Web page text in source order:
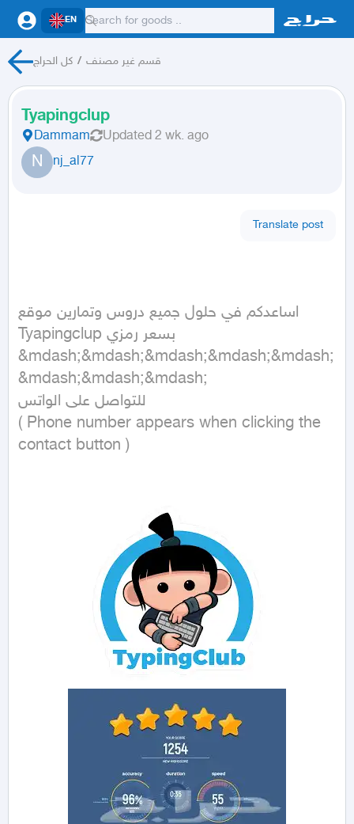
EN
كل الحراج / قسم غير مصنف
Tyapingclup
Dammam Updated 2 wk. ago
N nj_al77
Translate post
اساعدكم في حلول جميع دروس وتمارين موقع
Tyapingclup بسعر رمزي
&mdash;&mdash;&mdash;&mdash;&mdash;
&mdash;&mdash;&mdash;
للتواصل على الواتس
( Phone number appears when clicking the
contact button )